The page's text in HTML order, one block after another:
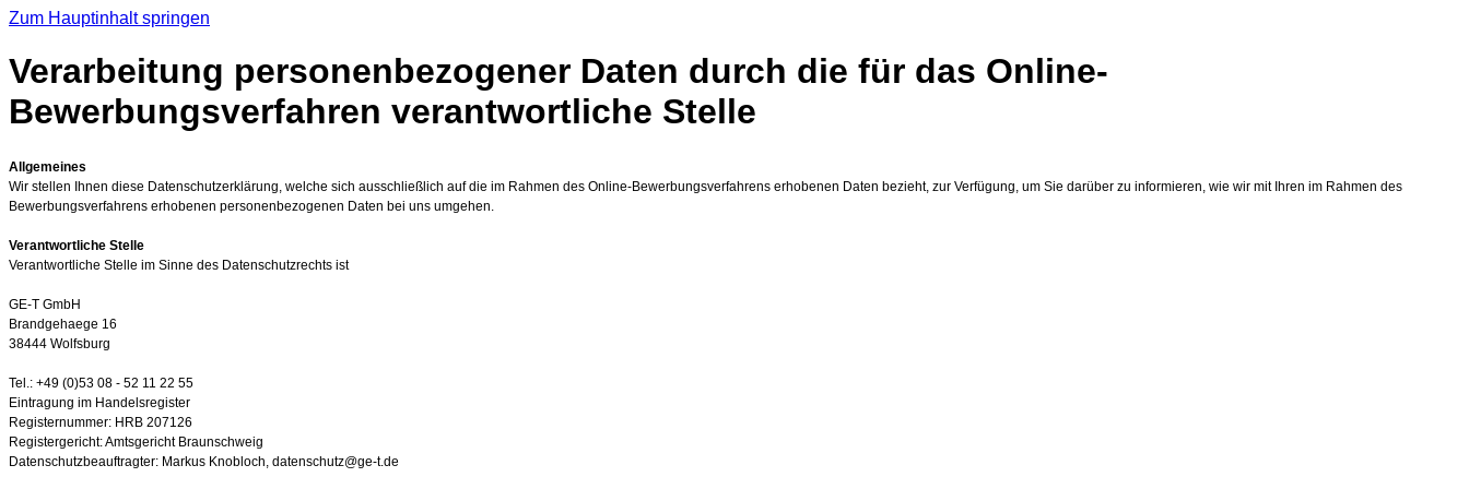
Zum Hauptinhalt springen
Verarbeitung personenbezogener Daten durch die für das Online-
Bewerbungsverfahren verantwortliche Stelle
Allgemeines
Wir stellen Ihnen diese Datenschutzerklärung, welche sich ausschließlich auf die im Rahmen des Online-Bewerbungsverfahrens erhobenen Daten bezieht, zur Verfügung, um Sie darüber zu informieren, wie wir mit Ihren im Rahmen des
Bewerbungsverfahrens erhobenen personenbezogenen Daten bei uns umgehen.
Verantwortliche Stelle
Verantwortliche Stelle im Sinne des Datenschutzrechts ist
GE-T GmbH
Brandgehaege 16
38444 Wolfsburg
Tel.: +49 (0)53 08 - 52 11 22 55
Eintragung im Handelsregister
Registernummer: HRB 207126
Registergericht: Amtsgericht Braunschweig
Datenschutzbeauftragter: Markus Knobloch, datenschutz@ge-t.de